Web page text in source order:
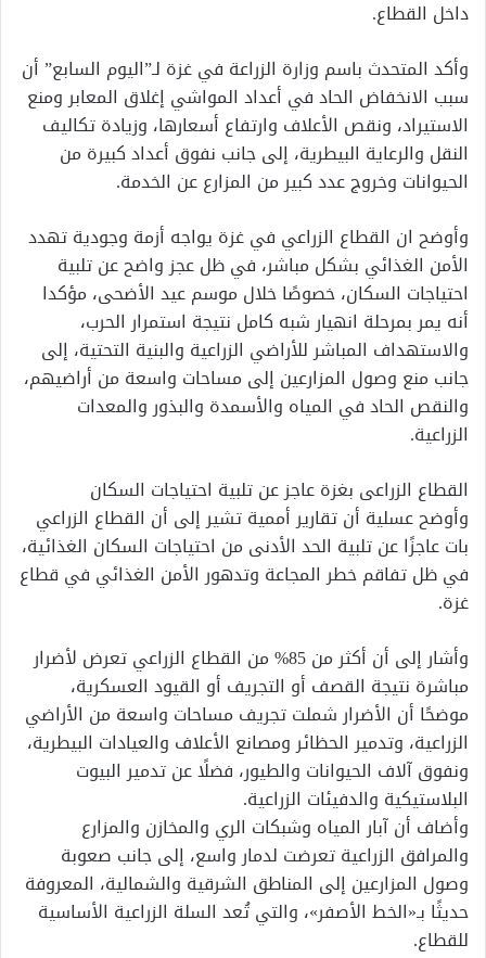
داخل القطاع.
وأكد المتحدث باسم وزارة الزراعة في غزة لـ”اليوم السابع” أن
سبب الانخفاض الحاد في أعداد المواشي إغلاق المعابر ومنع
الاستيراد، ونقص الأعلاف وارتفاع أسعارها، وزيادة تكاليف
النقل والرعاية البيطرية، إلى جانب نفوق أعداد كبيرة من
الحيوانات وخروج عدد كبير من المزارع عن الخدمة.
وأوضح ان القطاع الزراعي في غزة يواجه أزمة وجودية تهدد
الأمن الغذائي بشكل مباشر، في ظل عجز واضح عن تلبية
احتياجات السكان، خصوصًا خلال موسم عيد الأضحى، مؤكدا
أنه يمر بمرحلة انهيار شبه كامل نتيجة استمرار الحرب،
والاستهداف المباشر للأراضي الزراعية والبنية التحتية، إلى
جانب منع وصول المزارعين إلى مساحات واسعة من أراضيهم،
والنقص الحاد في المياه والأسمدة والبذور والمعدات
الزراعية.
القطاع الزراعى بغزة عاجز عن تلبية احتياجات السكان
وأوضح عسلية أن تقارير أممية تشير إلى أن القطاع الزراعي
بات عاجزًا عن تلبية الحد الأدنى من احتياجات السكان الغذائية،
في ظل تفاقم خطر المجاعة وتدهور الأمن الغذائي في قطاع
غزة.
وأشار إلى أن أكثر من 85% من القطاع الزراعي تعرض لأضرار
مباشرة نتيجة القصف أو التجريف أو القيود العسكرية،
موضحًا أن الأضرار شملت تجريف مساحات واسعة من الأراضي
الزراعية، وتدمير الحظائر ومصانع الأعلاف والعيادات البيطرية،
ونفوق آلاف الحيوانات والطيور، فضلًا عن تدمير البيوت
البلاستيكية والدفيئات الزراعية.
وأضاف أن آبار المياه وشبكات الري والمخازن والمزارع
والمرافق الزراعية تعرضت لدمار واسع، إلى جانب صعوبة
وصول المزارعين إلى المناطق الشرقية والشمالية، المعروفة
حديثًا بـ«الخط الأصفر»، والتي تُعد السلة الزراعية الأساسية
للقطاع.